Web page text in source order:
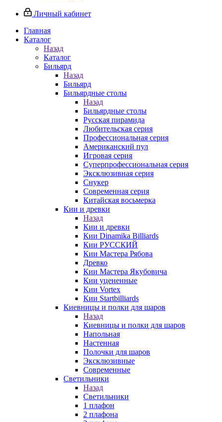
Личный кабинет
Главная
Каталог
Назад
Каталог
Бильярд
Назад
Бильярд
Бильярдные столы
Назад
Бильярдные столы
Русская пирамида
Любительская серия
Профессиональная серия
Американский пул
Игровая серия
Суперпрофессиональная серия
Эксклюзивная серия
Снукер
Современная серия
Китайская восьмерка
Кии и древки
Назад
Кии и древки
Кии Dinamika Billiards
Кии РУССКИЙ
Кии Мастера Рябова
Древко
Кии Мастера Якубовича
Кии уцененные
Кии Vortex
Кии Startbilliards
Киевницы и полки для шаров
Назад
Киевницы и полки для шаров
Напольная
Настенная
Полочки для шаров
Эксклюзивные
Современные
Светильники
Назад
Светильники
1 плафон
2 плафона